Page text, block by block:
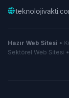
Hazır Web Sitesi •
Sektörel Web Sitesi •